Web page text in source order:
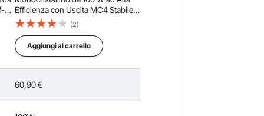
Efficienza con Uscita MC4 Stabile e
Telaio in Alluminio, Impermeabile
IP65 per Applicazioni su Tetti Piani
per Auto, Barche, Camper
(2)
Aggiungi al carrello
60,90€